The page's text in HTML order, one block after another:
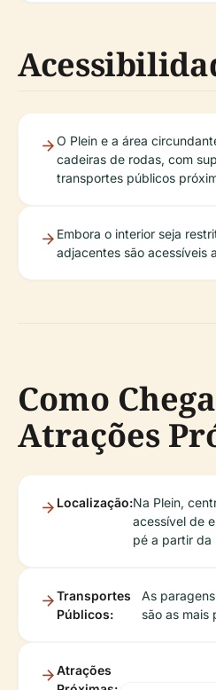
O Plein e a área
cadeiras de rodas, com
transportes públicos
Embora o interior seja
adjacentes são acessíveis
Como
Atrações
Localização:Na Plein,
acessível de
pé a partir da
Transportes
Públicos:
As
são as mais
Atrações